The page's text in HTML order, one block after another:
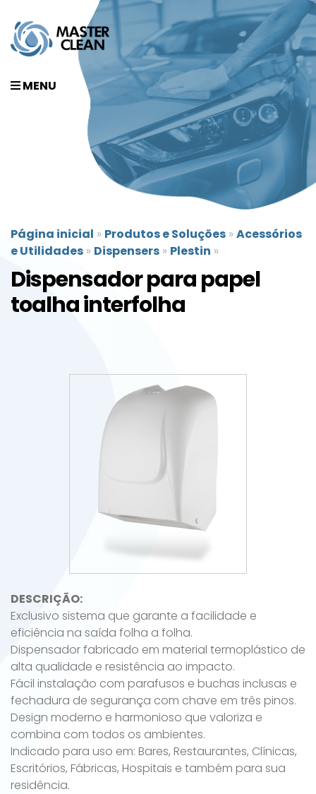
MENU
Página inicial » Produtos e Soluções » Acessórios
e Utilidades » Dispensers » Plestin »
Dispensador para papel
toalha interfolha
DESCRIÇÃO:
Exclusivo sistema que garante a facilidade e
eficiência na saída folha a folha.
Dispensador fabricado em material termoplástico de
alta qualidade e resistência ao impacto.
Fácil instalação com parafusos e buchas inclusas e
fechadura de segurança com chave em três pinos.
Design moderno e harmonioso que valoriza e
combina com todos os ambientes.
Indicado para uso em: Bares, Restaurantes, Clínicas,
Escritórios, Fábricas, Hospitais e também para sua
residência.